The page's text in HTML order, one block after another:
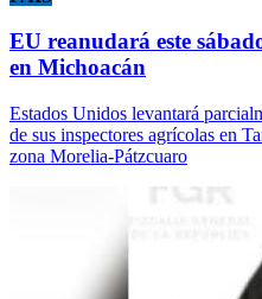
EU reanudará este
en Michoacán
Estados Unidos levantará
de sus inspectores agrícolas en
zona Morelia-Pátzcuaro